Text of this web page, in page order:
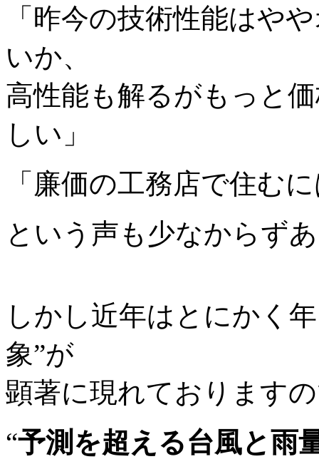
「昨今の技術性能はや
いか、
高性能も解るがもっと
しい」
「廉価の工務店で住む
という声も少なからず
しかし近年はとにかく
象”が
顕著に現れております
“予測を超える台風と雨